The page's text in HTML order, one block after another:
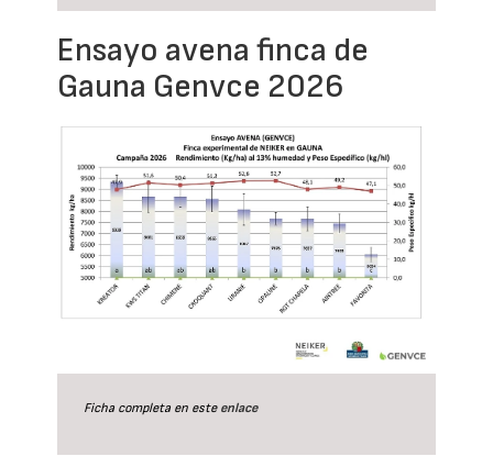
Ensayo avena finca de
Gauna Genvce 2026
Ficha completa en este enlace